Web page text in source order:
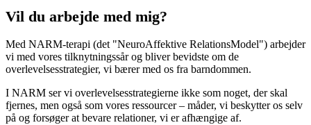
Vil du arbejde med mig?
Med NARM-terapi (det "NeuroAffektive RelationsModel") arbejder
vi med vores tilknytningssår og bliver bevidste om de
overlevelsesstrategier, vi bærer med os fra barndommen.
I NARM ser vi overlevelsesstrategierne ikke som noget, der skal
fjernes, men også som vores ressourcer – måder, vi beskytter os selv
på og forsøger at bevare relationer, vi er afhængige af.